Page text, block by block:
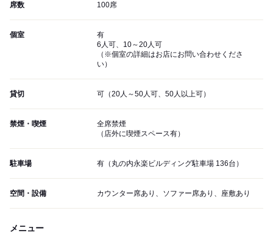
席数 100席
個室
有
6人可、10～20人可
（※個室の詳細はお店にお問い合わせくださ
い）
貸切 可（20人～50人可、50人以上可）
禁煙・喫煙
全席禁煙
（店外に喫煙スペース有）
駐車場 有（丸の内永楽ビルディング駐車場 136台）
空間・設備 カウンター席あり、ソファー席あり、座敷あり
メニュー